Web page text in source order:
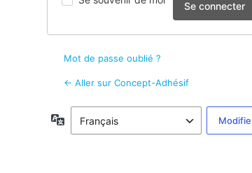
Mot de passe oublié ?
← Aller sur Concept-Adhésif
Langue